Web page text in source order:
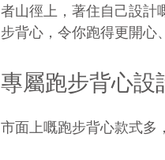
者山徑上，著住自己設計
步背心，令你跑得更開心
專屬跑步背心設
市面上嘅跑步背心款式多